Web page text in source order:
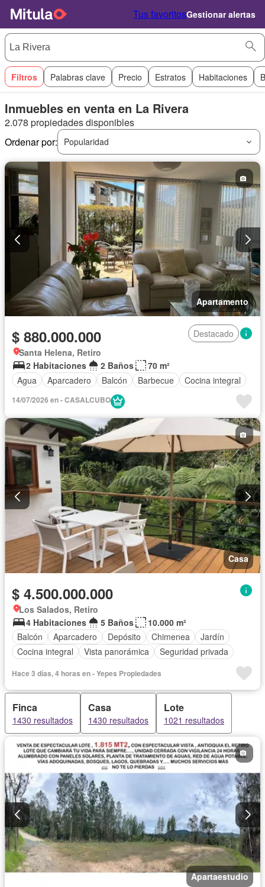
Tus favoritosGestionar alertas
Filtros Palabras clave Precio Estratos Habitaciones
Inmuebles en venta en La Rivera
2.078 propiedades disponibles
Ordenar por:
Popularidad
Apartamento
$ 880.000.000
Destacado
Santa Helena, Retiro
2 Habitaciones
2 Baños
70 m²
Agua
Aparcadero Balcón Barbecue Cocina integral
14/07/2026 en - CASALCUBO
Casa
$ 4.500.000.000
Los Salados, Retiro
4 Habitaciones
5 Baños
10.000 m²
Balcón
Aparcadero Depósito Chimenea
Jardín
Cocina integral
Vista panorámica Seguridad privada
Hace 3 días, 4 horas en - Yepes Propiedades
Finca
1430 resultados
Casa
1430 resultados
Lote
1021 resultados
Apartaestudio